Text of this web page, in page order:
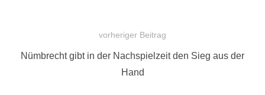
vorheriger Beitrag
Vorheriger
Nümbrecht gibt in der Nachspielzeit den Sieg aus der
Hand